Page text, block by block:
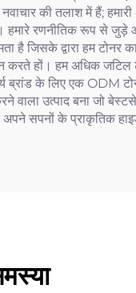
की तलाश में हैं;
हमारे रणनीतिक रूप से
है जिसके द्वारा हम
हों। हम अधिक जटिल
के लिए एक ODM
उत्पाद बना जो
के प्राकृतिक